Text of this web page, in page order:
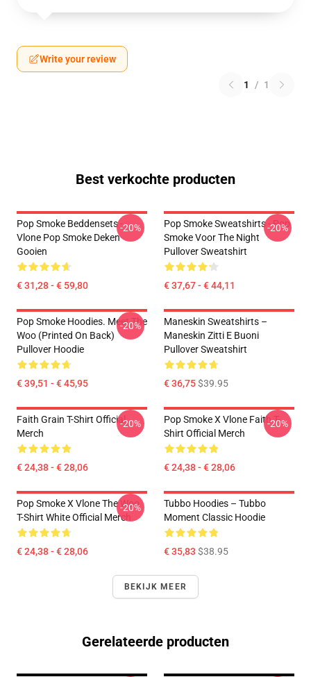
Write your review
1 / 1
Best verkochte producten
Pop Smoke Beddensets -
Vlone Pop Smoke Deken
Gooien
€ 31,28 - € 59,80
-20%
Pop Smoke Sweatshirts - Pop
Smoke Voor The Night
Pullover Sweatshirt
€ 37,67 - € 44,11
-20%
Pop Smoke Hoodies. Meet The
Woo (printed On Back)
Pullover Hoodie
€ 39,51 - € 45,95
-20%
Maneskin Sweatshirts –
Maneskin Zitti E Buoni
Pullover Sweatshirt
€ 36,75$39.95
Faith Grain T-Shirt Official
Merch
€ 24,38 - € 28,06
-20%
Pop Smoke X Vlone Faith T-
Shirt Official Merch
€ 24,38 - € 28,06
-20%
Pop Smoke X Vlone The Woo
T-Shirt White Official Merch
€ 24,38 - € 28,06
-20%
Tubbo Hoodies – Tubbo
Moment Classic Hoodie
€ 35,83 $38.95
BEKIJK MEER
Gerelateerde producten